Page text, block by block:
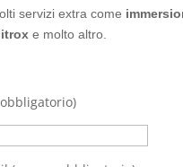
servizi extra come
e molto altro.